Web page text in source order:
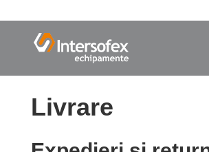
Livrare